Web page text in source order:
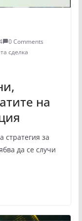
0 Comments
сделка
на
стратегия за
да се случи